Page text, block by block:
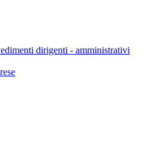
dirigenti - amministrativi